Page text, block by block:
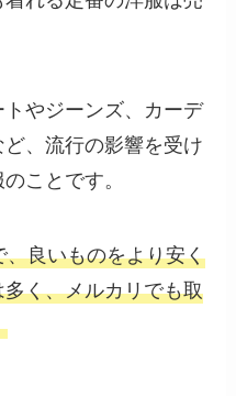
やジーンズ、カーデ
、流行の影響を受け
ことです。
良いものをより安く
く、メルカリでも取